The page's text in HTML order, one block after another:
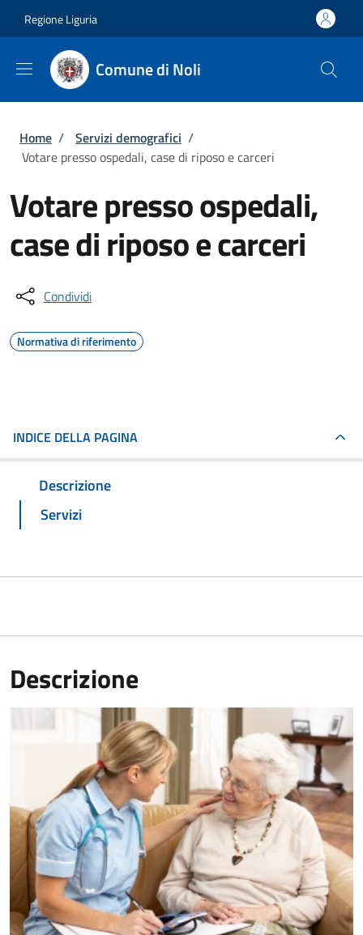
Regione Liguria
Comune di Noli
Briciole di pane
Home / Servizi demografici /
Votare presso ospedali, case di riposo e carceri
Votare presso ospedali,
case di riposo e carceri
Condividi
Normativa di riferimento
INDICE DELLA PAGINA
Descrizione
Servizi
Descrizione